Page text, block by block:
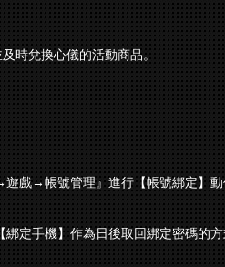
時兌換心儀的活動商品。
戲→帳號管理』進行【帳號綁定】
定手機】作為日後取回綁定密碼的